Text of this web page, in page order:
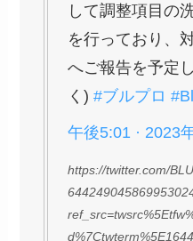
して調整項目の
を行っており、
へご報告を予定
く)#ブルプロ
午後5:01 · 2023
https://twitter.com/